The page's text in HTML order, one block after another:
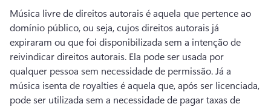
Música livre de direitos autorais é aquela que pertence ao
domínio público, ou seja, cujos direitos autorais já
expiraram ou que foi disponibilizada sem a intenção de
reivindicar direitos autorais. Ela pode ser usada por
qualquer pessoa sem necessidade de permissão. Já a
música isenta de royalties é aquela que, após ser licenciada,
pode ser utilizada sem a necessidade de pagar taxas de